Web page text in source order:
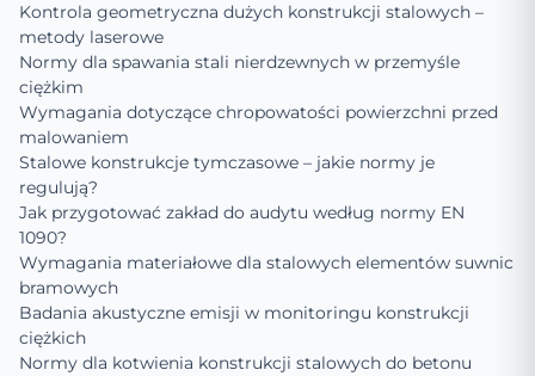
Kontrola geometryczna dużych konstrukcji stalowych –
metody laserowe
Normy dla spawania stali nierdzewnych w przemyśle
ciężkim
Wymagania dotyczące chropowatości powierzchni przed
malowaniem
Stalowe konstrukcje tymczasowe – jakie normy je
regulują?
Jak przygotować zakład do audytu według normy EN
1090?
Wymagania materiałowe dla stalowych elementów suwnic
bramowych
Badania akustyczne emisji w monitoringu konstrukcji
ciężkich
Normy dla kotwienia konstrukcji stalowych do betonu